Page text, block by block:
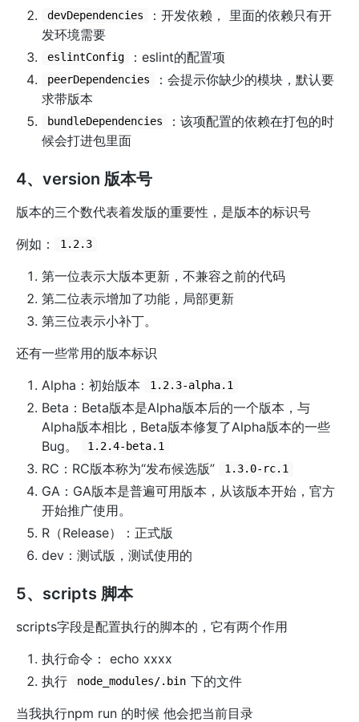
devDependencies
：开发依赖， 里面的依赖只有开
发环境需要
eslintConfig ：eslint的配置项
peerDependencies
：会提示你缺少的模块，默认要
求带版本
bundleDependencies
：该项配置的依赖在打包的时
候会打进包里面
4、version 版本号
版本的三个数代表着发版的重要性，是版本的标识号
例如：
1.2.3
第一位表示大版本更新，不兼容之前的代码
第二位表示增加了功能，局部更新
第三位表示小补丁。
还有一些常用的版本标识
Alpha：初始版本
1.2.3-alpha.1
Beta：Beta版本是Alpha版本后的一个版本，与
Alpha版本相比，Beta版本修复了Alpha版本的一些
Bug。
1.2.4-beta.1
RC：RC版本称为“发布候选版” 1.3.0-rc.1
GA：GA版本是普遍可用版本，从该版本开始，官方
开始推广使用。
R（Release）：正式版
dev：测试版，测试使用的
5、scripts 脚本
scripts字段是配置执行的脚本的，它有两个作用
执行命令： echo xxxx
执行
node_modules/.bin 下的文件
当我执行npm run 的时候 他会把当前目录